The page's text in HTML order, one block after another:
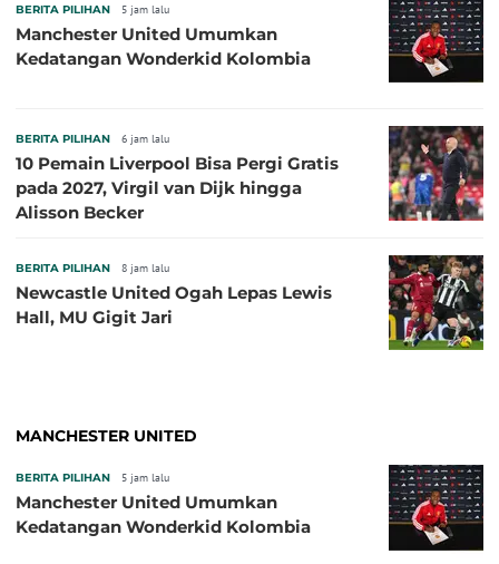
BERITA PILIHAN 5 jam lalu
Manchester United Umumkan
Kedatangan Wonderkid Kolombia
BERITA PILIHAN 6 jam lalu
10 Pemain Liverpool Bisa Pergi Gratis
pada 2027, Virgil van Dijk hingga
Alisson Becker
BERITA PILIHAN 8 jam lalu
Newcastle United Ogah Lepas Lewis
Hall, MU Gigit Jari
MANCHESTER UNITED
BERITA PILIHAN 5 jam lalu
Manchester United Umumkan
Kedatangan Wonderkid Kolombia